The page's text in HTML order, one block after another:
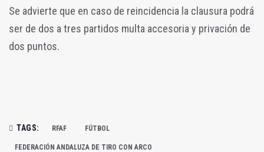
Se advierte que en caso de reincidencia la clausura podrá
ser de dos a tres partidos multa accesoria y privación de
dos puntos.
TAGS: RFAF FÚTBOL
FEDERACIÓN ANDALUZA DE TIRO CON ARCO